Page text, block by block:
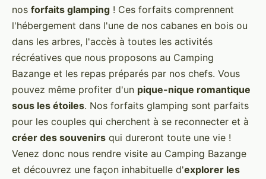
nos forfaits glamping ! Ces forfaits comprennent
l'hébergement dans l'une de nos cabanes en bois ou
dans les arbres, l'accès à toutes les activités
récréatives que nous proposons au Camping
Bazange et les repas préparés par nos chefs. Vous
pouvez même profiter d'un pique-nique romantique
sous les étoiles. Nos forfaits glamping sont parfaits
pour les couples qui cherchent à se reconnecter et à
créer des souvenirs qui dureront toute une vie !
Venez donc nous rendre visite au Camping Bazange
et découvrez une façon inhabituelle d'explorer les